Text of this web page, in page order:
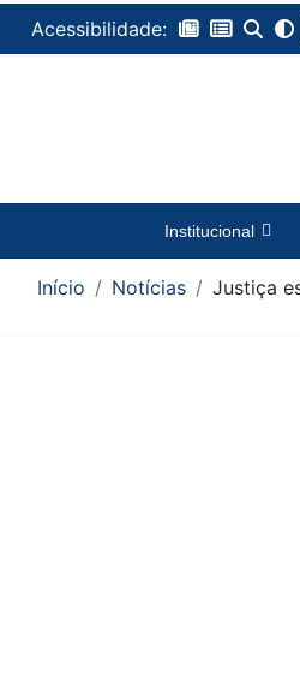
Acessibilidade:
Institucional
Início Notícias Justiça